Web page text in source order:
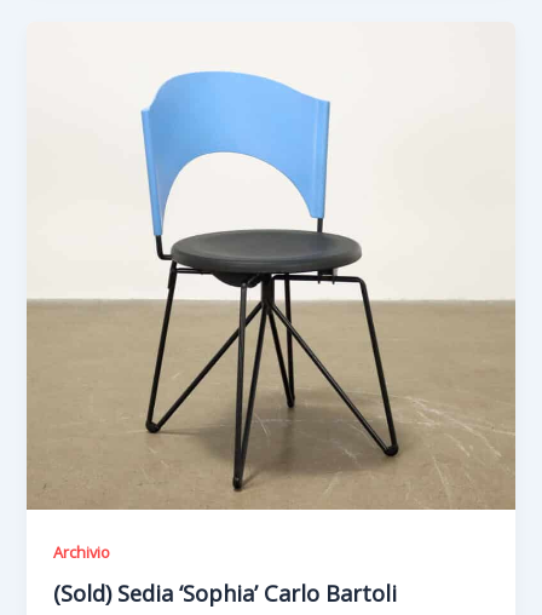
Archivio
(Sold) Sedia ‘Sophia’ Carlo Bartoli